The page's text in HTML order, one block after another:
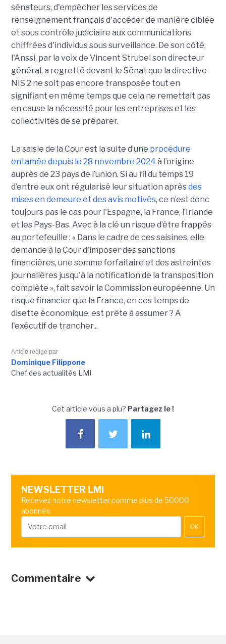
sénateurs, d'empêcher les services de
renseignement français d'accéder de manière ciblée
et sous contrôle judiciaire aux communications
chiffrées d'individus sous surveillance. De son côté,
l'Anssi, par la voix de Vincent Strubel son directeur
général, a regretté devant le Sénat que la directive
NIS 2 ne soit pas encore transposée tout en
signifiant en même temps que cela ne remettait pas
en cause la nécessité pour les entreprises et les
collectivités de se préparer.
La saisie de la Cour est la suite d’une procédure
entamée depuis le 28 novembre 2024 à l’origine
auprès de 23 pays de l’union. Si au fil du temps 19
d’entre eux ont régularisé leur situation aprèsdes
mises en demeure et des avis motivés, ce n’est donc
toujours pas le cas pour l'Espagne, la France, l’Irlande
et les Pays-Bas. Avec à la clé un risque d’être frappés
au portefeuille : « Dans le cadre de ces saisines, elle
demande à la Cour d'imposer des sanctions
financières, une somme forfaitaire et des astreintes
journalières jusqu'à la notification de la transposition
complète », fait savoir la Commission européenne. Un
risque financier que la France, en ces temps de
disette économique, est prête à assumer ? A
l'exécutif de trancher...
Article rédigé par
Dominique Filippone
Chef des actualités LMI
Cet article vous a plu? Partagez le !
NEWSLETTER LMI
Recevez notre newsletter comme plus de 50000
abonnés
OK
Commentaire